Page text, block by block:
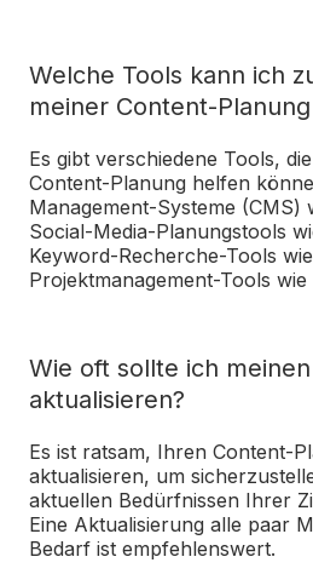
Welche Tools kann ich
meiner Content-
Es gibt verschiedene Tools,
Content-Planung helfen
Management-Systeme (CMS)
Social-Media-Planungstools
Keyword-Recherche-Tools
Projektmanagement-Tools
Wie oft sollte ich
aktualisieren?
Es ist ratsam, Ihren Content-
aktualisieren, um
aktuellen Bedürfnissen Ihrer
Eine Aktualisierung alle paar
Bedarf ist empfehlenswert.